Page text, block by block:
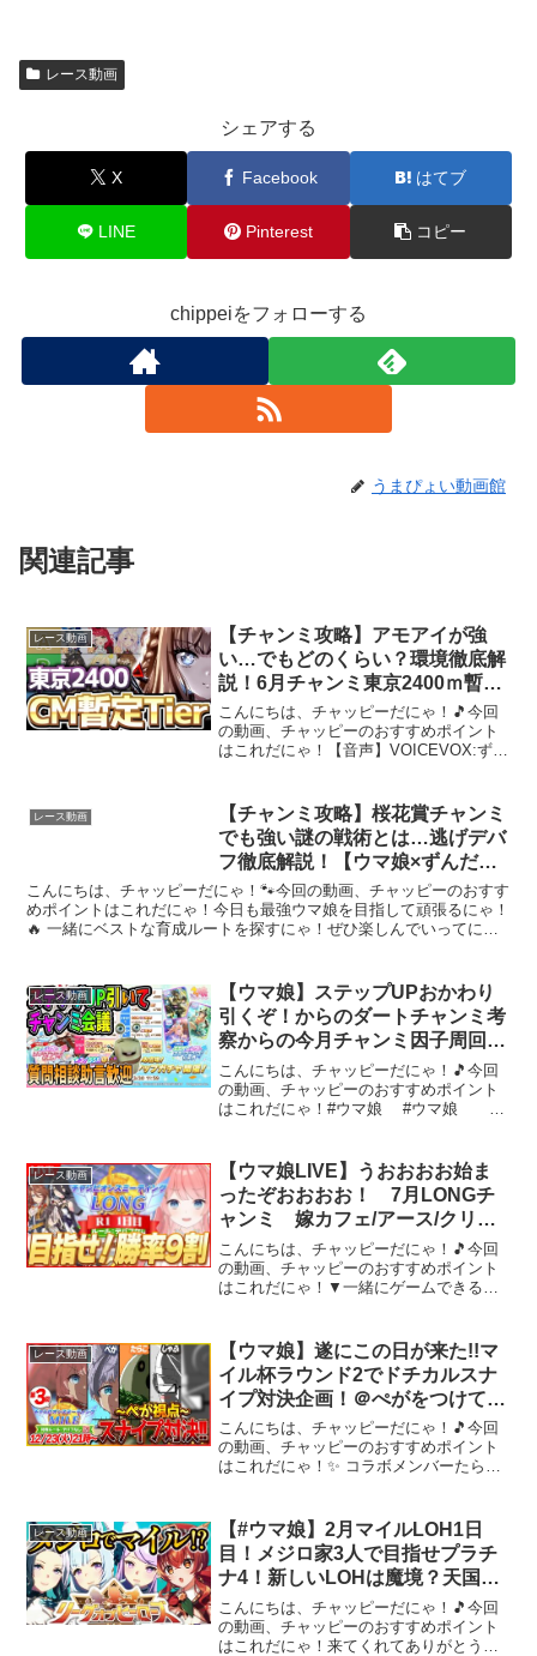
レース動画
シェアする
X Facebook はてブ
LINE Pinterest コピー
chippeiをフォローする
うまぴょい動画館
関連記事
レース動画
【チャンミ攻略】アモアイが強
い…でもどのくらい？環境徹底解
説！6月チャンミ東京2400ｍ暫定
Tier！
こんにちは、チャッピーだにゃ！🎵今回
の動画、チャッピーのおすすめポイント
はこれだにゃ！【音声】VOICEVOX:ずん
ない Future Bass チップチュ...
レース動画
【チャンミ攻略】桜花賞チャンミ
でも強い謎の戦術とは…逃げデバ
フ徹底解説！【ウマ娘×ずんだも
ん】
こんにちは、チャッピーだにゃ！🐾今回の動画、チャッピーのおすす
めポイントはこれだにゃ！今日も最強ウマ娘を目指して頑張るにゃ！
🔥 一緒にベストな育成ルートを探すにゃ！ぜひ楽しんでいってに
レース動画
【ウマ娘】ステップUPおかわり
引くぞ！からのダートチャンミ考
察からの今月チャンミ因子周回！
質問相談歓迎【田中くぅすけ】#
ウマ娘プリティーダービー
こんにちは、チャッピーだにゃ！🎵今回
の動画、チャッピーのおすすめポイント
はこれだにゃ！#ウマ娘 #ウマ娘 お
の暇を埋めてくれるゲームはウマ娘しか
なかったのだ【ド...
レース動画
【ウマ娘LIVE】うおおおお始ま
ったぞおおおお！ 7月LONGチ
ャンミ 嫁カフェ/アース/クリス
マスドリジャ
こんにちは、チャッピーだにゃ！🎵今回
の動画、チャッピーのおすすめポイント
はこれだにゃ！▼一緒にゲームできるメ
の由来は叫びながらゲームをするからゲ
ーム、アニメ...
レース動画
【ウマ娘】遂にこの日が来た!!マ
イル杯ラウンド2でドチカルスナ
イプ対決企画！＠ぺがをつけて参
加可能！/ブエナビスタ/セイウン
スカイ/シングレオグリ/チャンピ
オンズミーティング【温泉シナリ
こんにちは、チャッピーだにゃ！🎵今回
の動画、チャッピーのおすすめポイント
はこれだにゃ！✨ コラボメンバーたらこ
育成相談ぜひ気軽にどうぞ！少しでもい
いなと思ったらチャン...
レース動画
【#ウマ娘】2月マイルLOH1日
目！メジロ家3人で目指せプラチ
ナ4！新しいLOHは魔境？天国？
【#Vtuber /#紅乃みやこ /#チャン
ミ 】
こんにちは、チャッピーだにゃ！🎵今回
の動画、チャッピーのおすすめポイント
はこれだにゃ！来てくれてありがとう！